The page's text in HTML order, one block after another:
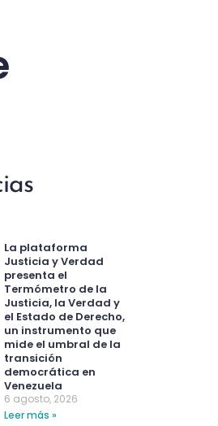
La plataforma
Justicia y Verdad
presenta el
Termómetro de la
Justicia, la Verdad y
el Estado de Derecho,
un instrumento que
mide el umbral de la
transición
democrática en
Venezuela
6 agosto, 2026
Leer más »